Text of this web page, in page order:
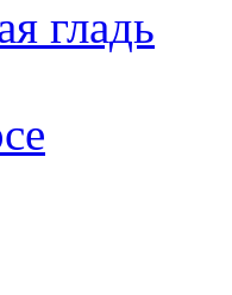
гладь